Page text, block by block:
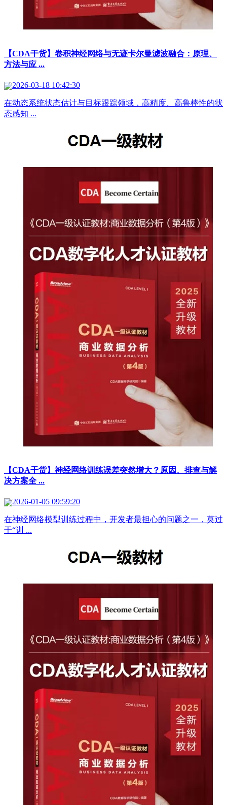
【CDA干货】卷积神经网络与无迹卡尔曼滤波融合：原理、
方法与应 ...
2026-03-18 10:42:30
在动态系统状态估计与目标跟踪领域，高精度、高鲁棒性的状
态感知 ...
【CDA干货】神经网络训练误差突然增大？原因、排查与解
决方案全 ...
2026-01-05 09:59:20
在神经网络模型训练过程中，开发者最担心的问题之一，莫过
于“训 ...